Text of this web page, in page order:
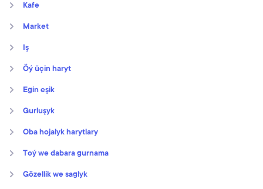
Kafe
Market
Iş
Öý üçin haryt
Egin eşik
Gurluşyk
Oba hojalyk harytlary
Toý we dabara gurnama
Gözellik we saglyk